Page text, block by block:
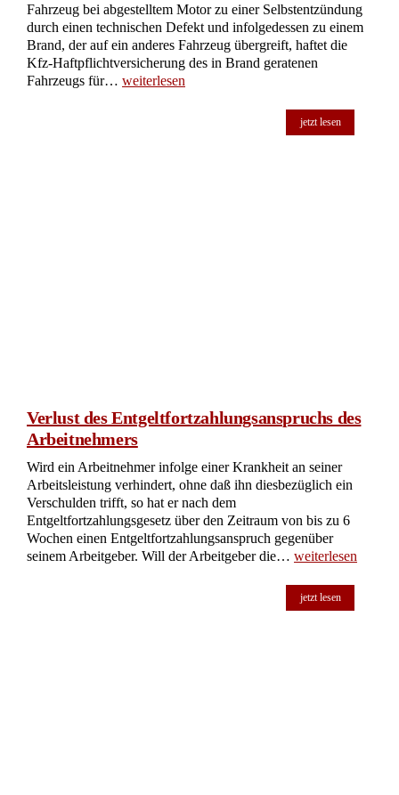
Fahrzeug bei abgestelltem Motor zu einer Selbstentzündung
durch einen technischen Defekt und infolgedessen zu einem
Brand, der auf ein anderes Fahrzeug übergreift, haftet die
Kfz-Haftpflichtversicherung des in Brand geratenen
Fahrzeugs für… weiterlesen
jetzt lesen
Verlust des Entgeltfortzahlungsanspruchs des
Arbeitnehmers
Wird ein Arbeitnehmer infolge einer Krankheit an seiner
Arbeitsleistung verhindert, ohne daß ihn diesbezüglich ein
Verschulden trifft, so hat er nach dem
Entgeltfortzahlungsgesetz über den Zeitraum von bis zu 6
Wochen einen Entgeltfortzahlungsanspruch gegenüber
seinem Arbeitgeber. Will der Arbeitgeber die… weiterlesen
jetzt lesen